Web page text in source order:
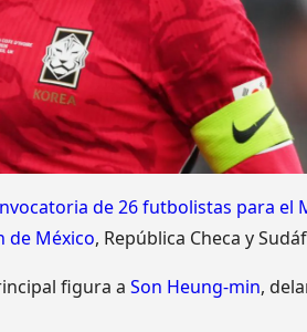
de 26 futbolistas para el
de México, República Checa y
figura a Son Heung-min,